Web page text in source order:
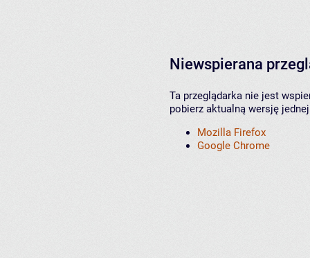
Niewspierana
Ta przeglądarka nie jest
pobierz aktualną wersję
Mozilla Firefox
Google Chrome